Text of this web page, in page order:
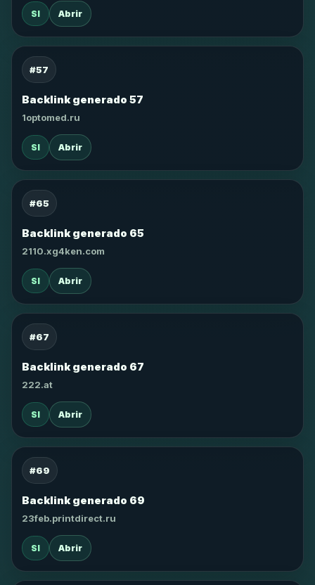
SI Abrir
#57
Backlink generado 57
1optomed.ru
SI Abrir
#65
Backlink generado 65
2110.xg4ken.com
SI Abrir
#67
Backlink generado 67
222.at
SI Abrir
#69
Backlink generado 69
23feb.printdirect.ru
SI Abrir